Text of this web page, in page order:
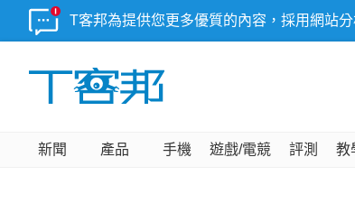
T客邦為提供您更多優質的內容，採用網站
新聞 產品 手機 遊戲/電競 評測 教